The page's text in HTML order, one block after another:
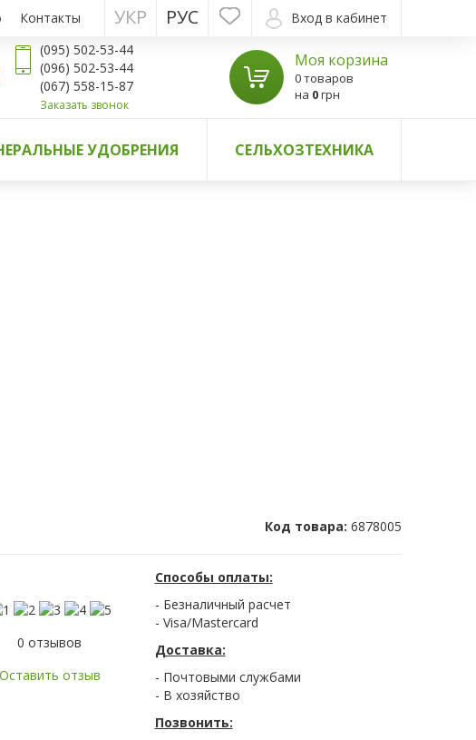
Контакты Вход в кабинет
РУС
УКР
(095) 502-53-44
(096) 502-53-44
(067) 558-15-87
Заказать звонок
Моя корзина
0 товаров
на 0грн
УДОБРЕНИЯ СЕЛЬХОЗТЕХНИКА
Код товара: 6878005
0 отзывов
Оставить отзыв
Способы оплаты:
- Безналичный расчет
- Visa/Mastercard
Доставка:
- Почтовыми службами
- В хозяйство
Позвонить: